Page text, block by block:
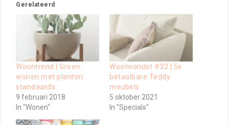
Gerelateerd
Woontrend | Groen
wonen met planten
standaards
9 februari 2018
In "Wonen"
Woonvondst #32 | 5x
betaalbare Teddy
meubels
5 oktober 2021
In "Specials"